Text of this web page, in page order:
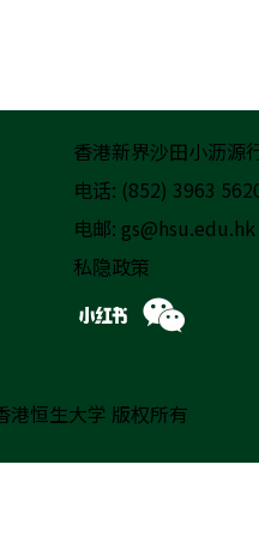
香港新界沙田小沥源
电话: (852) 3963
电邮: gs@hsu.edu.hk
私隐政策
港恒生大学 版权所有